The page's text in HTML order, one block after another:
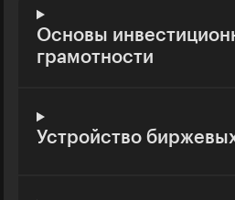
Основы
грамотности
Устройство